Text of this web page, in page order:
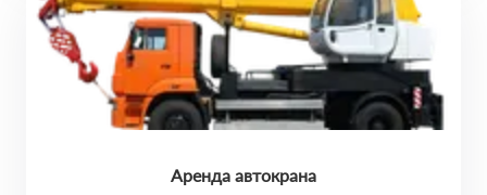
Аренда автокрана